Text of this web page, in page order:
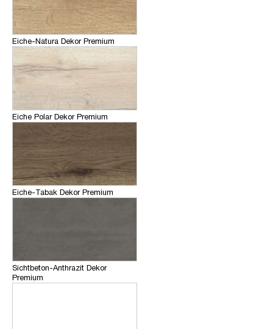
Eiche-Natura Dekor Premium
Eiche Polar Dekor Premium
Eiche-Tabak Dekor Premium
Sichtbeton-Anthrazit Dekor
Premium